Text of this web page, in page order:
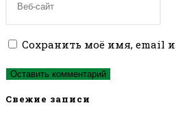
пользователя,
прокомментировать
адрес,
прокомментировать
веб-
сайта
Сохранить моё имя, email
Свежие записи